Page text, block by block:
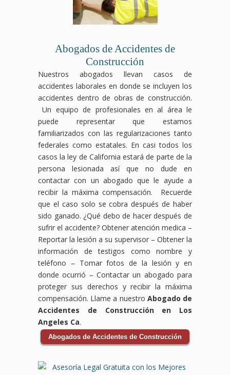
Abogados de Accidentes de
Construcción
Nuestros abogados llevan casos de
accidentes laborales en donde se incluyen los
accidentes dentro de obras de construcción.
Un equipo de profesionales en al área le
puede representar que estamos
familiarizados con las regularizaciones tanto
federales como estatales. En casi todos los
casos la ley de California estará de parte de la
persona lesionada así que no dude en
contactar con un abogado que le ayude a
recibir la máxima compensación. Recuerde
que el caso solo se cobra después de haber
sido ganado. ¿Qué debo de hacer después de
sufrir el accidente? Obtener atención medica –
Reportar la lesión a su supervisor – Obtener la
información de testigos como nombre y
teléfono – Tomar fotos de la lesión y en
donde ocurrió – Contactar un abogado para
proteger sus derechos y recibir la máxima
compensación. Llame a nuestro Abogado de
Accidentes de Construcción en Los
Angeles Ca.
Abogados de Accidentes de Construcción